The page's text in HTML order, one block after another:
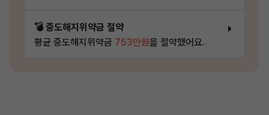
💣 중도해지위약금 절약
평균 중도해지위약금 753만원을 절약했어요.